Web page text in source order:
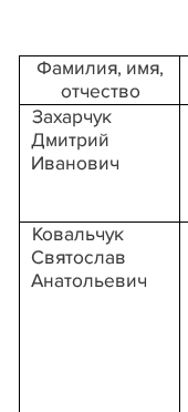
Фамилия, имя,
отчество
Захарчук
Дмитрий
Иванович
Ковальчук
Святослав
Анатольевич